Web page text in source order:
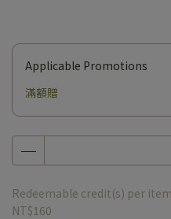
Applicable Promotions
滿額贈
Redeemable credit(s) per item
NT$160